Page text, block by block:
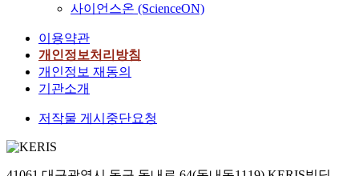
사이언스온 (ScienceON)
이용약관
개인정보처리방침
개인정보 재동의
기관소개
저작물 게시중단요청